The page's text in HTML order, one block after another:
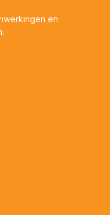
en